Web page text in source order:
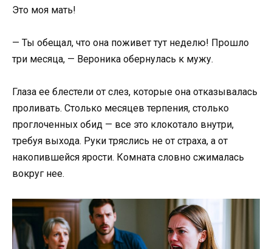
Это моя мать!
— Ты обещал, что она поживет тут неделю! Прошло
три месяца, — Вероника обернулась к мужу.
Глаза ее блестели от слез, которые она отказывалась
проливать. Столько месяцев терпения, столько
проглоченных обид — все это клокотало внутри,
требуя выхода. Руки тряслись не от страха, а от
накопившейся ярости. Комната словно сжималась
вокруг нее.